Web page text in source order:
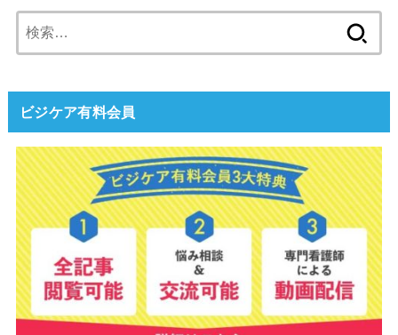
索:
ビジケア有料会員